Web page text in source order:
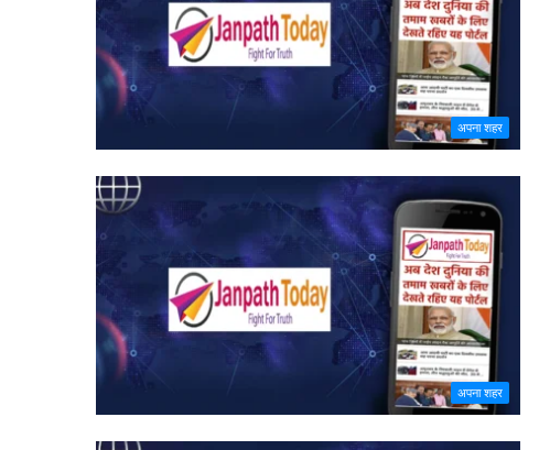
अपना शहर
अपना शहर